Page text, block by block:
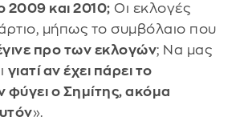
2009 και 2010; Οι εκλογές
μήπως το συμβόλαιο που
προ των εκλογών; Να μας
γιατί αν έχει πάρει το
φύγει ο Σημίτης, ακόμα
».